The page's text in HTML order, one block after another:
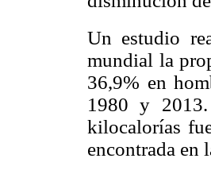
Un estudio
mundial la
36,9% en
1980 y
kilocalorías
encontrada en